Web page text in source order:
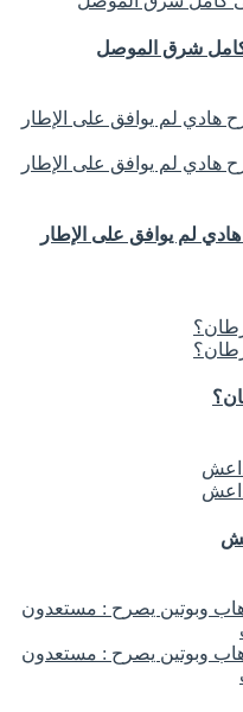
كامل شرق الموصل
لم يوافق على الإطار